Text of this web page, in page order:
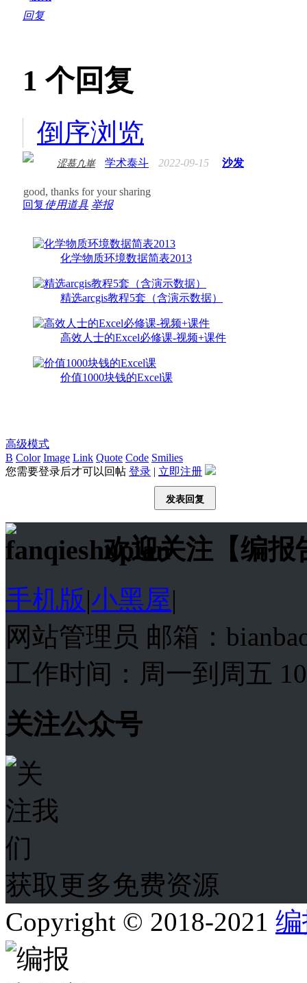
回复
1 个回复
倒序浏览
涩慕凢崋 学术泰斗 2022-09-15 沙发
good, thanks for your sharing
回复使用道具 举报
化学物质环境数据简表2013
精选arcgis教程5套（含演示数据）
高效人士的Excel必修课-视频+课件
价值1000块钱的Excel课
高级模式
B Color Image Link Quote Code Smilies
您需要登录后才可以回帖 登录 | 立即注册
发表回复
欢迎关注【编报
手机版|小黑屋|
网站管理员 邮箱：
工作时间：周一到周五
关注公众号
获取更多免费资源
Copyright © 2018-2021